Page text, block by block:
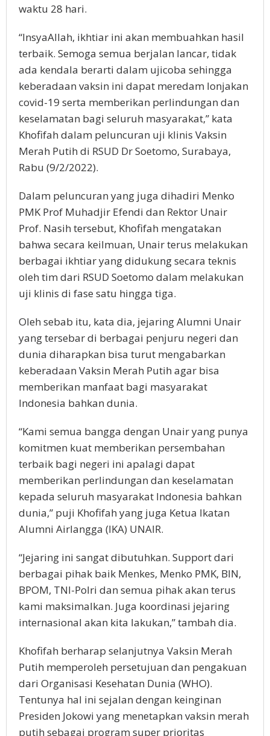
waktu 28 hari.
“InsyaAllah, ikhtiar ini akan membuahkan hasil
terbaik. Semoga semua berjalan lancar, tidak
ada kendala berarti dalam ujicoba sehingga
keberadaan vaksin ini dapat meredam lonjakan
covid-19 serta memberikan perlindungan dan
keselamatan bagi seluruh masyarakat,” kata
Khofifah dalam peluncuran uji klinis Vaksin
Merah Putih di RSUD Dr Soetomo, Surabaya,
Rabu (9/2/2022).
Dalam peluncuran yang juga dihadiri Menko
PMK Prof Muhadjir Efendi dan Rektor Unair
Prof. Nasih tersebut, Khofifah mengatakan
bahwa secara keilmuan, Unair terus melakukan
berbagai ikhtiar yang didukung secara teknis
oleh tim dari RSUD Soetomo dalam melakukan
uji klinis di fase satu hingga tiga.
Oleh sebab itu, kata dia, jejaring Alumni Unair
yang tersebar di berbagai penjuru negeri dan
dunia diharapkan bisa turut mengabarkan
keberadaan Vaksin Merah Putih agar bisa
memberikan manfaat bagi masyarakat
Indonesia bahkan dunia.
“Kami semua bangga dengan Unair yang punya
komitmen kuat memberikan persembahan
terbaik bagi negeri ini apalagi dapat
memberikan perlindungan dan keselamatan
kepada seluruh masyarakat Indonesia bahkan
dunia,” puji Khofifah yang juga Ketua Ikatan
Alumni Airlangga (IKA) UNAIR.
“Jejaring ini sangat dibutuhkan. Support dari
berbagai pihak baik Menkes, Menko PMK, BIN,
BPOM, TNI-Polri dan semua pihak akan terus
kami maksimalkan. Juga koordinasi jejaring
internasional akan kita lakukan,” tambah dia.
Khofifah berharap selanjutnya Vaksin Merah
Putih memperoleh persetujuan dan pengakuan
dari Organisasi Kesehatan Dunia (WHO).
Tentunya hal ini sejalan dengan keinginan
Presiden Jokowi yang menetapkan vaksin merah
putih sebagai program super prioritas